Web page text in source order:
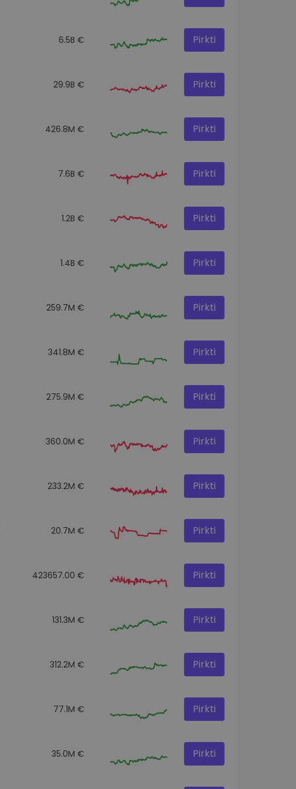
6.5B € Pirkti
29.9B € Pirkti
426.8M € Pirkti
7.6B € Pirkti
1.2B € Pirkti
1.4B € Pirkti
259.7M € Pirkti
341.8M € Pirkti
275.9M € Pirkti
360.0M € Pirkti
233.2M € Pirkti
20.7M € Pirkti
423657.00 € Pirkti
131.3M € Pirkti
312.2M € Pirkti
77.1M € Pirkti
35.0M € Pirkti